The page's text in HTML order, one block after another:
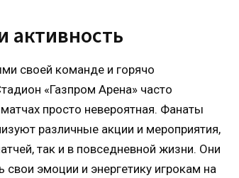
активность
своей команде и горячо
«Газпром Арена» часто
просто невероятная. Фанаты
различные акции и мероприятия,
так и в повседневной жизни. Они
эмоции и энергетику игрокам на